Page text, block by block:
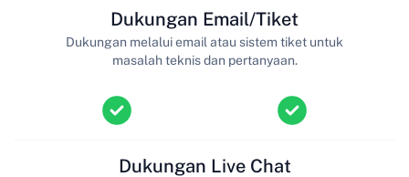
Dukungan Email/Tiket
Dukungan melalui email atau sistem tiket untuk
masalah teknis dan pertanyaan.
Dukungan Live Chat